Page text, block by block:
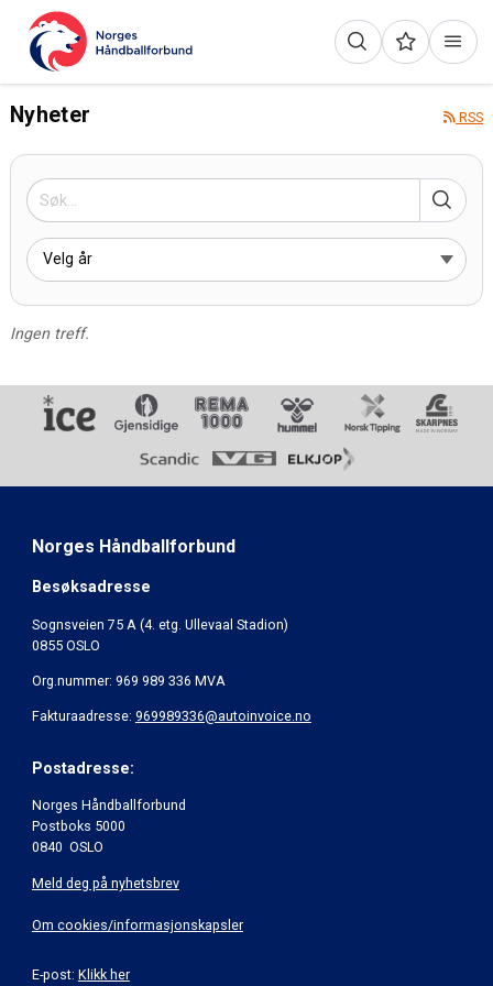
Nyheter RSS
Ingen treff.
Norges Håndballforbund
Besøksadresse
Sognsveien 75 A (4. etg. Ullevaal Stadion)
0855 OSLO
Org.nummer: 969 989 336 MVA
Fakturaadresse: 969989336@autoinvoice.no
Postadresse:
Norges Håndballforbund
Postboks 5000
0840 OSLO
Meld deg på nyhetsbrev
Om cookies/informasjonskapsler
E-post: Klikk her